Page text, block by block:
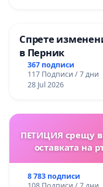
Спрете
в Перник
367 подписи
117 Подписи / 7 дни
28 Jul 2026
ПЕТИЦИЯ срещу високите цени на тока - искаме
оставката на
8 783 подписи